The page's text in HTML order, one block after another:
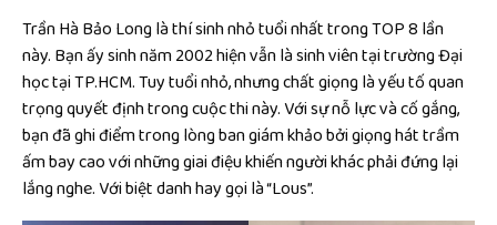
Trần Hà Bảo Long là thí sinh nhỏ tuổi nhất trong TOP 8 lần
này. Bạn ấy sinh năm 2002 hiện vẫn là sinh viên tại trường Đại
học tại TP.HCM. Tuy tuổi nhỏ, nhưng chất giọng là yếu tố quan
trọng quyết định trong cuộc thi này. Với sự nỗ lực và cố gắng,
bạn đã ghi điểm trong lòng ban giám khảo bởi giọng hát trầm
ấm bay cao với những giai điệu khiến người khác phải đứng lại
lắng nghe. Với biệt danh hay gọi là “Lous”.